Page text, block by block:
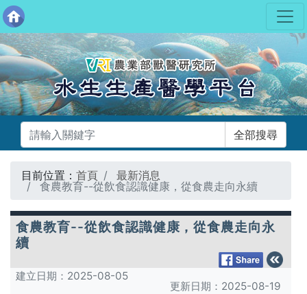
目前位置： 首頁
最新消息
食農教育--從飲食認識健康，從食農走向永續
食農教育--從飲食認識健康，從食農走向永
續
建立日期： 2025-08-05
更新日期： 2025-08-19